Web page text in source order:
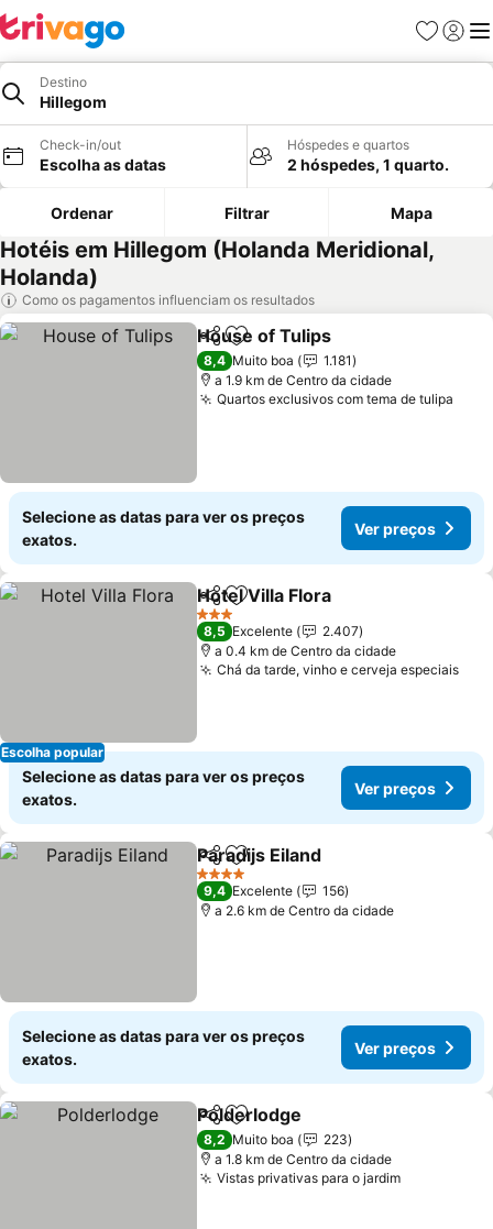
Favoritos
Iniciar
Destino
Hillegom
Check-in/out
Escolha as datas
Hóspedes e quartos
2 hóspedes, 1 quarto.
Ordenar Filtrar Mapa
Hotéis em Hillegom (Holanda Meridional,
Holanda)
Como os pagamentos influenciam os resultados
PartilharAdicionar aos favoritos
House of Tulips
8,4 Muito boa
1.181
a 1.9 km de Centro da cidade
Quartos exclusivos com tema de tulipa
Selecione as datas para ver os preços
exatos.
Ver preços
Escolha popular
PartilharAdicionar aos favoritos
Hotel Villa Flora
3 Estrelas
8,5 Excelente
2.407
a 0.4 km de Centro da cidade
Chá da tarde, vinho e cerveja especiais
Selecione as datas para ver os preços
exatos.
Ver preços
PartilharAdicionar aos favoritos
Paradijs Eiland
4 Estrelas
9,4 Excelente
156
a 2.6 km de Centro da cidade
Selecione as datas para ver os preços
exatos.
Ver preços
PartilharAdicionar aos favoritos
Polderlodge
8,2 Muito boa
223
a 1.8 km de Centro da cidade
Vistas privativas para o jardim